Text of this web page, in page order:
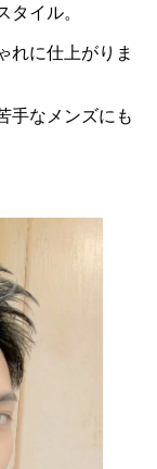
タイル。
れに仕上がりま
手なメンズにも